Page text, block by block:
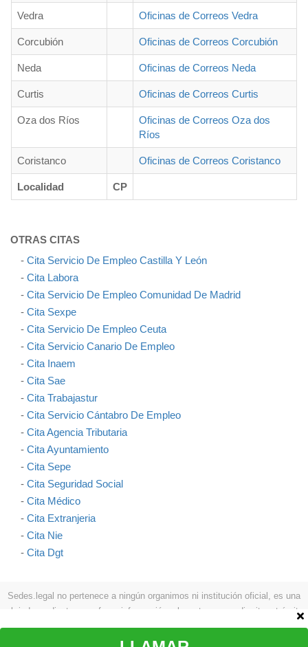
Vedra Oficinas de Correos Vedra
Corcubión Oficinas de Correos Corcubión
Neda Oficinas de Correos Neda
Curtis Oficinas de Correos Curtis
Oza dos Ríos
Oficinas de Correos Oza dos
Ríos
Coristanco Oficinas de Correos Coristanco
Localidad CP
OTRAS CITAS
- Cita Servicio De Empleo Castilla Y León
- Cita Labora
- Cita Servicio De Empleo Comunidad De Madrid
- Cita Sexpe
- Cita Servicio De Empleo Ceuta
- Cita Servicio Canario De Empleo
- Cita Inaem
- Cita Sae
- Cita Trabajastur
- Cita Servicio Cántabro De Empleo
- Cita Agencia Tributaria
- Cita Ayuntamiento
- Cita Sepe
- Cita Seguridad Social
- Cita Médico
- Cita Extranjeria
- Cita Nie
- Cita Dgt
Sedes.legal no pertenece a ningún organimos ni institución oficial, es una
web independiente que ofrece información relevante para pedir cita y trámites
como: procesos a seguir, teléfonos, formas de contactar, etc.
Política de privacidad | Política de cookies